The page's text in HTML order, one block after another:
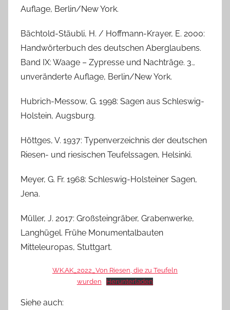
Auflage, Berlin/New York.
Bächtold-Stäubli, H. / Hoffmann-Krayer, E. 2000:
Handwörterbuch des deutschen Aberglaubens.
Band IX: Waage – Zypresse und Nachträge. 3.,
unveränderte Auflage, Berlin/New York.
Hubrich-Messow, G. 1998: Sagen aus Schleswig-
Holstein, Augsburg.
Höttges, V. 1937: Typenverzeichnis der deutschen
Riesen- und riesischen Teufelssagen, Helsinki.
Meyer, G. Fr. 1968: Schleswig-Holsteiner Sagen,
Jena.
Müller, J. 2017: Großsteingräber, Grabenwerke,
Langhügel. Frühe Monumentalbauten
Mitteleuropas, Stuttgart.
WK.AK_2022_Von Riesen, die zu Teufeln
wurden
Herunterladen
Siehe auch: